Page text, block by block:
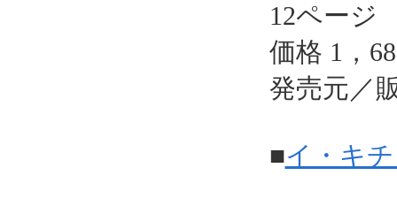
12ページ
価格 1，
発売元／
■イ・キ